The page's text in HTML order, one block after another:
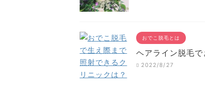
おでこ脱毛とは
ヘアライン脱毛
2022/8/27